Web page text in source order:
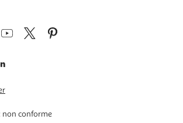
non conforme